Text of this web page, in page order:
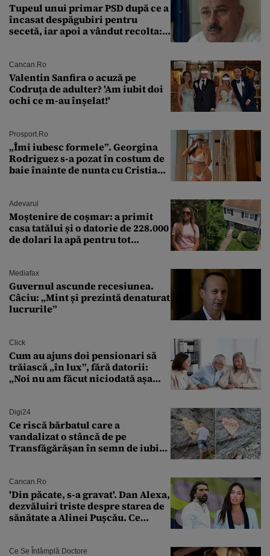
Tupeul unui primar PSD după ce a
încasat despăgubiri pentru
secetă, iar apoi a vândut recolta:
Cancan.ro
Valentin Sanfira o acuză pe
Codruța de adulter? 'Am iubit doi
ochi ce m-au înșelat!'
Prosport.ro
„Îmi iubesc formele”. Georgina
Rodriguez s-a pozat în costum de
baie înainte de nunta cu Cristiano
Adevarul
Moștenire de coșmar: a primit
casa tatălui și o datorie de 228.000
de dolari la apă pentru tot
Mediafax
Guvernul ascunde recesiunea.
Câciu: „Mint și prezintă denaturat
lucrurile”
Click
Cum au ajuns doi pensionari să
trăiască „în lux”, fără datorii:
„Noi nu am făcut niciodată așa
Digi24
Ce riscă bărbatul care a
vandalizat o stâncă de pe
Transfăgărășan în semn de iubire
Cancan.ro
'Din păcate, s-a gravat'. Dan Alexa,
dezvăluiri triste despre starea de
sănătate a Alinei Pușcău. Ce
Ce Se Întâmplă Doctore